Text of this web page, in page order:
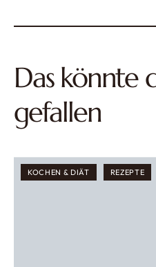
Das könnte
gefallen
KOCHEN & DIÄT REZEPTE